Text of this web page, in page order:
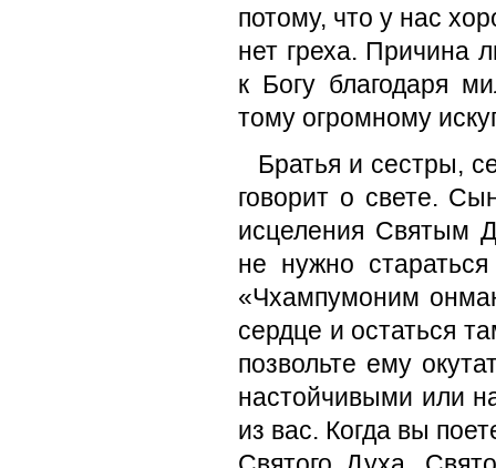
потому, что у нас
нет греха. Причина
к Богу благодаря
тому огромному
Братья и сестры,
говорит о свете.
исцеления Святым
не нужно
«Чхампумоним
сердце и остаться
позвольте ему
настойчивыми или
из вас. Когда вы